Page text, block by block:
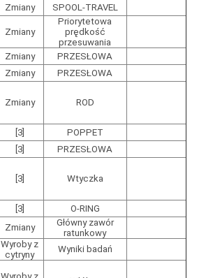
Zmiany SPOOL-TRAVEL
Zmiany
Priorytetowa
prędkość
przesuwania
Zmiany
PRZESŁOWA
Zmiany PRZESŁOWA
Zmiany ROD
[3]
POPPET
[3] PRZESŁOWA
[3] Wtyczka
[3]
O-RING
Zmiany
Główny zawór
ratunkowy
Wyroby z
cytryny
Wyniki badań